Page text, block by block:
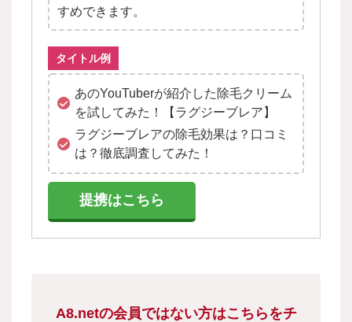
すめできます。
タイトル例
あのYouTuberが紹介した除毛クリーム
を試してみた！【ラグジーブレア】
ラグジーブレアの除毛効果は？口コミ
は？徹底調査してみた！
提携はこちら
A8.netの会員ではない方はこちらをチ